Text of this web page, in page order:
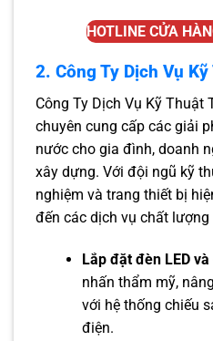
HOTLINE CỬA
2. Công Ty Dịch Vụ
Công Ty Dịch Vụ Kỹ
chuyên cung cấp các giải
nước cho gia đình, doanh
xây dựng. Với đội ngũ kỹ
nghiệm và trang thiết bị
đến các dịch vụ chất lượng
Lắp đặt đèn LED
nhấn thẩm mỹ,
với hệ thống chiếu
điện.